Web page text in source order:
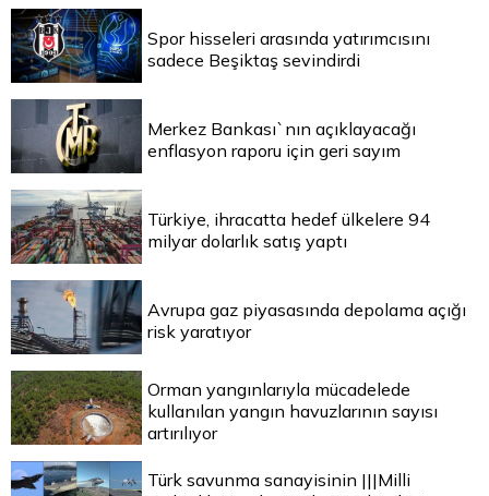
Spor hisseleri arasında yatırımcısını
sadece Beşiktaş sevindirdi
Merkez Bankası`nın açıklayacağı
enflasyon raporu için geri sayım
Türkiye, ihracatta hedef ülkelere 94
milyar dolarlık satış yaptı
Avrupa gaz piyasasında depolama açığı
risk yaratıyor
Orman yangınlarıyla mücadelede
kullanılan yangın havuzlarının sayısı
artırılıyor
Türk savunma sanayisinin |||Milli